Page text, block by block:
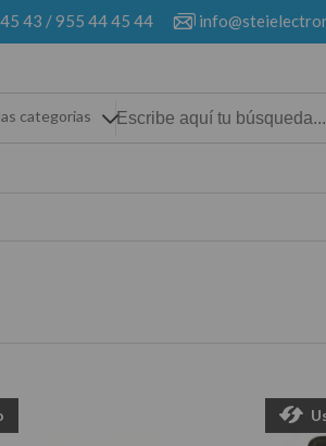
43 /955 44 45 44
categorias